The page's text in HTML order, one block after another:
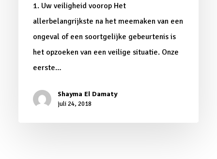
1. Uw veiligheid voorop Het
allerbelangrijkste na het meemaken van een
ongeval of een soortgelijke gebeurtenis is
het opzoeken van een veilige situatie. Onze
eerste…
Shayma El Damaty
juli 24, 2018